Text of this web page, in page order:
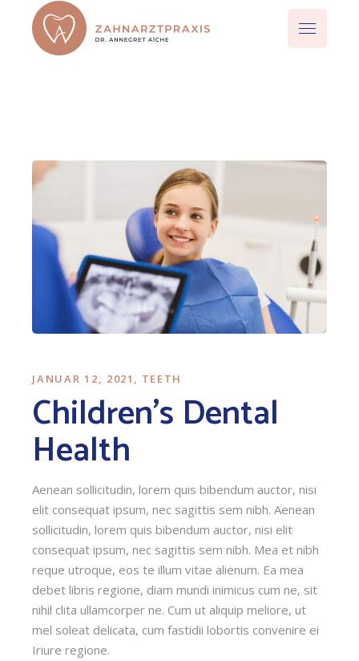
JANUAR 12, 2021 TEETH
Children’s Dental
Health
Aenean sollicitudin, lorem quis bibendum auctor, nisi
elit consequat ipsum, nec sagittis sem nibh. Aenean
sollicitudin, lorem quis bibendum auctor, nisi elit
consequat ipsum, nec sagittis sem nibh. Mea et nibh
reque utroque, eos te illum vitae alienum. Ea mea
debet libris regione, diam mundi inimicus cum ne, sit
nihil clita ullamcorper ne. Cum ut aliquip meliore, ut
mel soleat delicata, cum fastidii lobortis convenire ei
Iriure regione.